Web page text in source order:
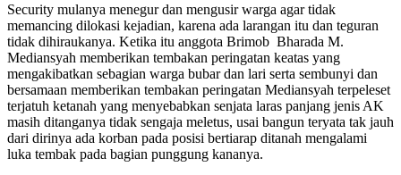
Security mulanya menegur dan mengusir warga agar tidak
memancing dilokasi kejadian, karena ada larangan itu dan teguran
tidak dihiraukanya. Ketika itu anggota Brimob Bharada M.
Mediansyah memberikan tembakan peringatan keatas yang
mengakibatkan sebagian warga bubar dan lari serta sembunyi dan
bersamaan memberikan tembakan peringatan Mediansyah terpeleset
terjatuh ketanah yang menyebabkan senjata laras panjang jenis AK
masih ditanganya tidak sengaja meletus, usai bangun teryata tak jauh
dari dirinya ada korban pada posisi bertiarap ditanah mengalami
luka tembak pada bagian punggung kananya.